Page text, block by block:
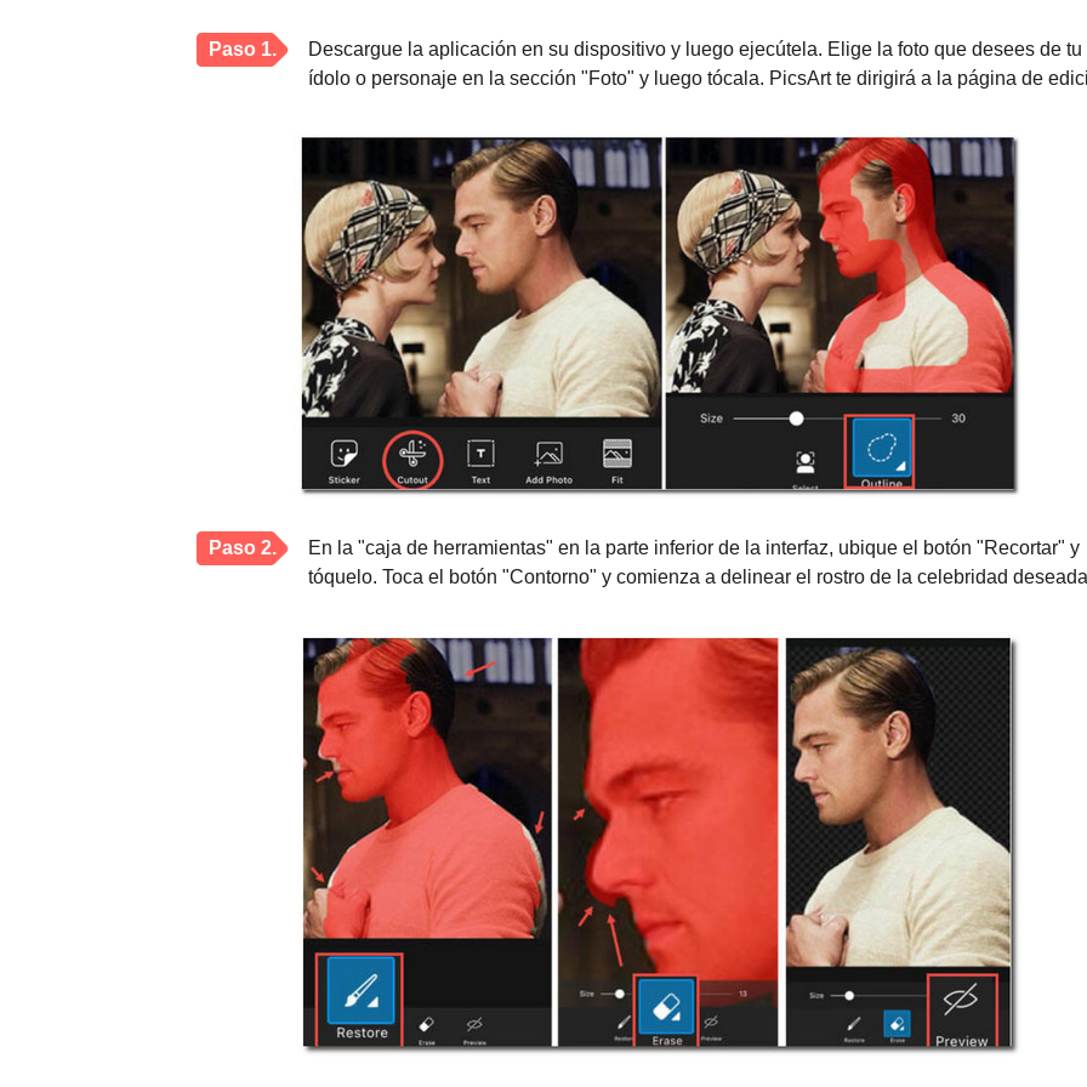
Paso 1.
Descargue la aplicación en su dispositivo y luego ejecútela. Elige la foto que desees de tu
ídolo o personaje en la sección "Foto" y luego tócala. PicsArt te dirigirá a la página de
Paso 2.
En la "caja de herramientas" en la parte inferior de la interfaz, ubique el botón "Recortar" y
tóquelo. Toca el botón "Contorno" y comienza a delinear el rostro de la celebridad